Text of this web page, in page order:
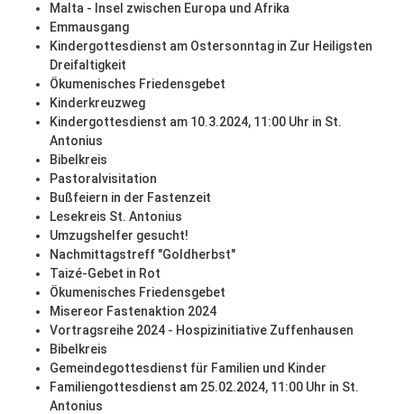
Malta - Insel zwischen Europa und Afrika
Emmausgang
Kindergottesdienst am Ostersonntag in Zur Heiligsten
Dreifaltigkeit
Ökumenisches Friedensgebet
Kinderkreuzweg
Kindergottesdienst am 10.3.2024, 11:00 Uhr in St.
Antonius
Bibelkreis
Pastoralvisitation
Bußfeiern in der Fastenzeit
Lesekreis St. Antonius
Umzugshelfer gesucht!
Nachmittagstreff "Goldherbst"
Taizé-Gebet in Rot
Ökumenisches Friedensgebet
Misereor Fastenaktion 2024
Vortragsreihe 2024 - Hospizinitiative Zuffenhausen
Bibelkreis
Gemeindegottesdienst für Familien und Kinder
Familiengottesdienst am 25.02.2024, 11:00 Uhr in St.
Antonius